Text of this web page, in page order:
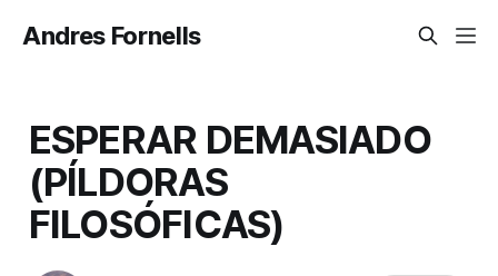
Andres Fornells
ESPERAR DEMASIADO
(PÍLDORAS
FILOSÓFICAS)